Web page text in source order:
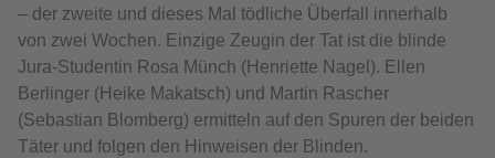
– der zweite und dieses Mal tödliche Überfall innerhalb
von zwei Wochen. Einzige Zeugin der Tat ist die blinde
Jura-Studentin Rosa Münch (Henriette Nagel). Ellen
Berlinger (Heike Makatsch) und Martin Rascher
(Sebastian Blomberg) ermitteln auf den Spuren der beiden
Täter und folgen den Hinweisen der Blinden.